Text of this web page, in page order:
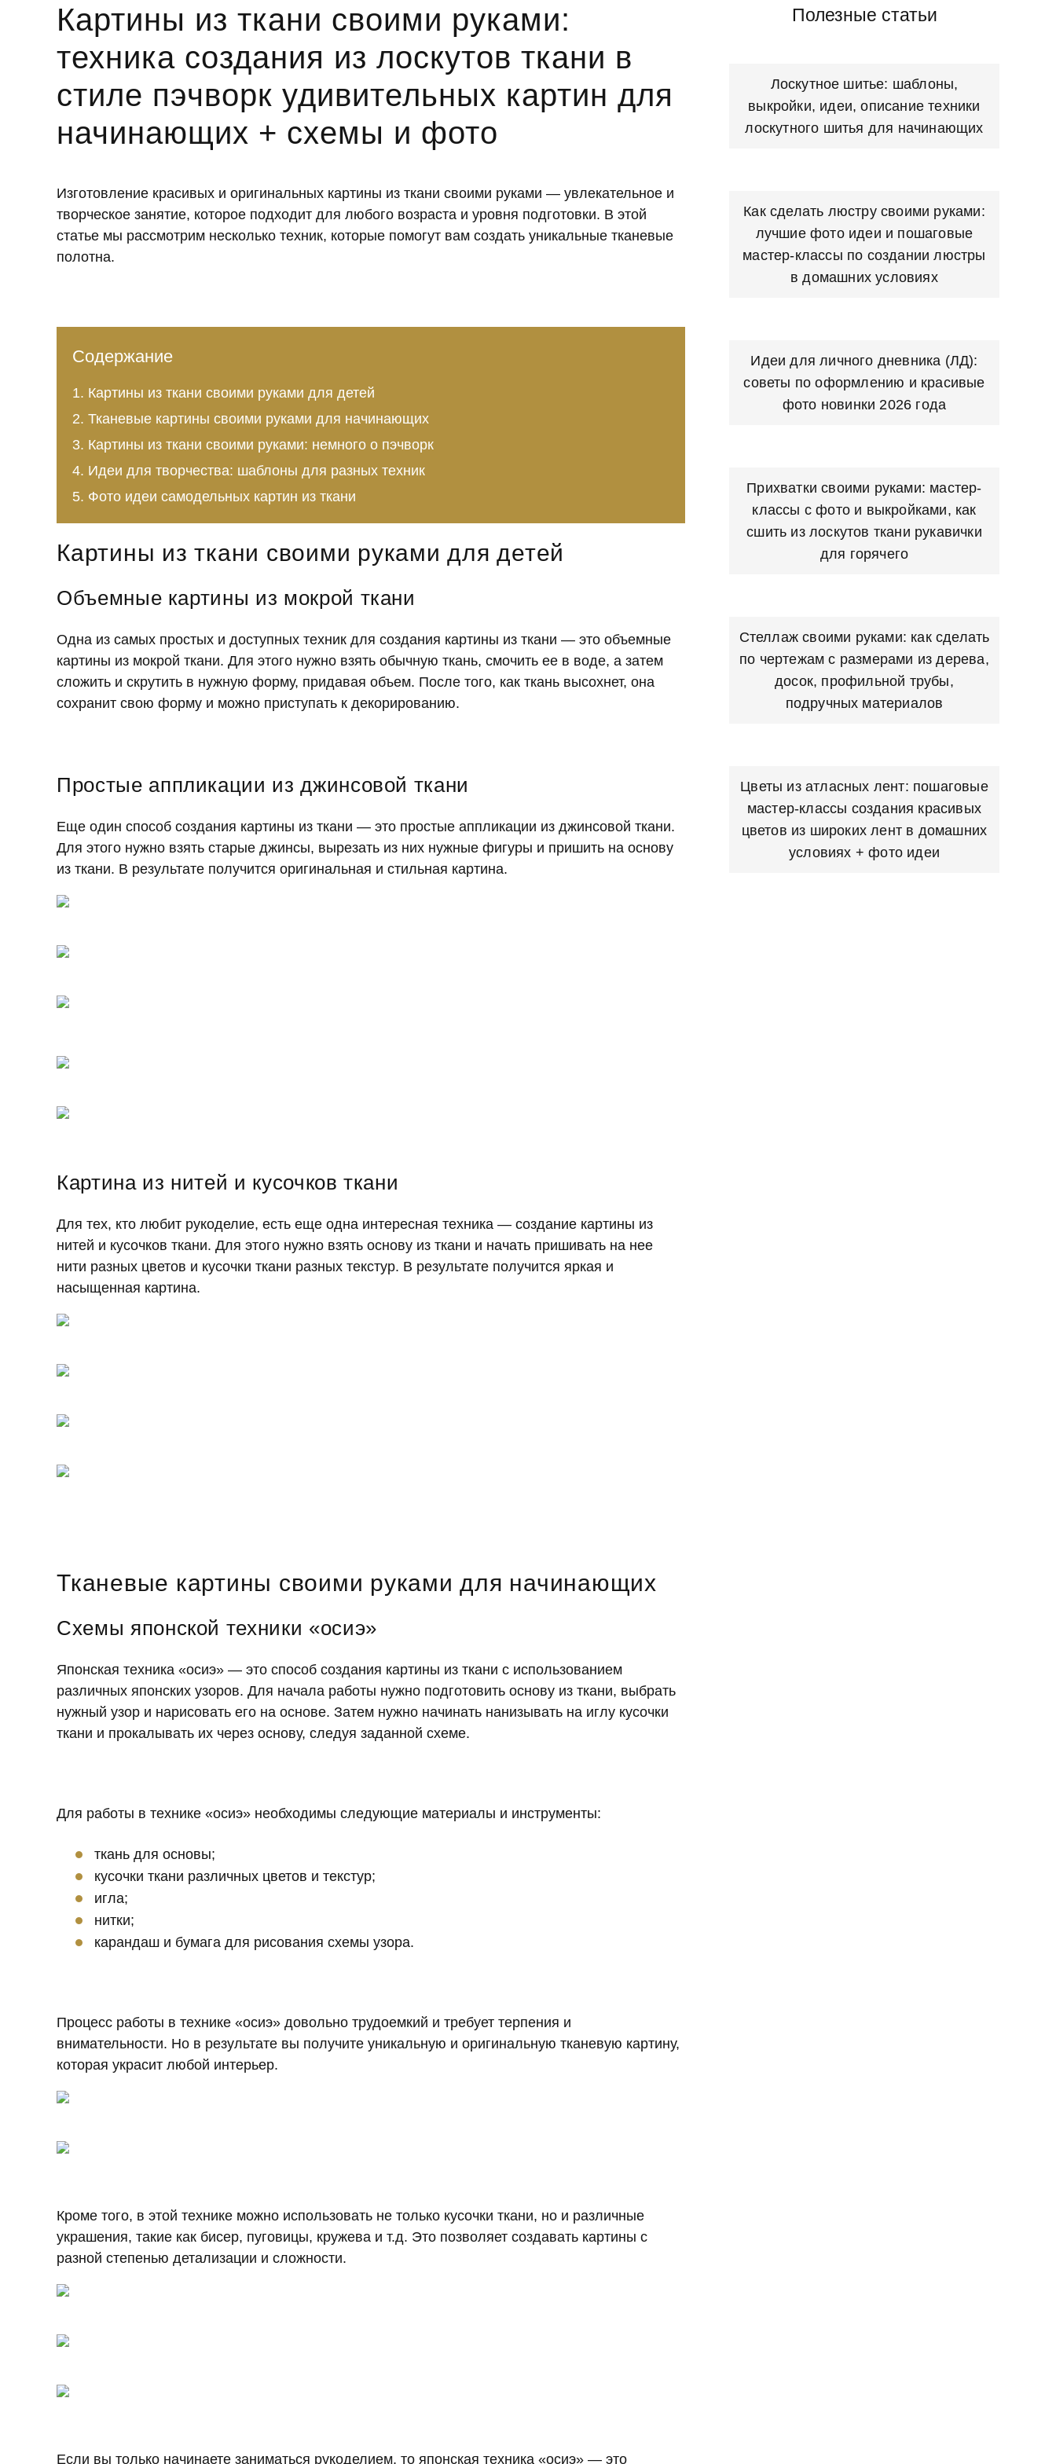
Картины из ткани своими руками:
техника создания из лоскутов ткани в
стиле пэчворк удивительных картин для
начинающих + схемы и фото
Изготовление красивых и оригинальных картины из ткани своими руками — увлекательное и
творческое занятие, которое подходит для любого возраста и уровня подготовки. В этой
статье мы рассмотрим несколько техник, которые помогут вам создать уникальные тканевые
полотна.
Содержание
Картины из ткани своими руками для детей
Тканевые картины своими руками для начинающих
Картины из ткани своими руками: немного о пэчворк
Идеи для творчества: шаблоны для разных техник
Фото идеи самодельных картин из ткани
Картины из ткани своими руками для детей
Объемные картины из мокрой ткани
Одна из самых простых и доступных техник для создания картины из ткани — это объемные
картины из мокрой ткани. Для этого нужно взять обычную ткань, смочить ее в воде, а затем
сложить и скрутить в нужную форму, придавая объем. После того, как ткань высохнет, она
сохранит свою форму и можно приступать к декорированию.
Простые аппликации из джинсовой ткани
Еще один способ создания картины из ткани — это простые аппликации из джинсовой ткани.
Для этого нужно взять старые джинсы, вырезать из них нужные фигуры и пришить на основу
из ткани. В результате получится оригинальная и стильная картина.
Картина из нитей и кусочков ткани
Для тех, кто любит рукоделие, есть еще одна интересная техника — создание картины из
нитей и кусочков ткани. Для этого нужно взять основу из ткани и начать пришивать на нее
нити разных цветов и кусочки ткани разных текстур. В результате получится яркая и
насыщенная картина.
Тканевые картины своими руками для начинающих
Схемы японской техники «осиэ»
Японская техника «осиэ» — это способ создания картины из ткани с использованием
различных японских узоров. Для начала работы нужно подготовить основу из ткани, выбрать
нужный узор и нарисовать его на основе. Затем нужно начинать нанизывать на иглу кусочки
ткани и прокалывать их через основу, следуя заданной схеме.
Для работы в технике «осиэ» необходимы следующие материалы и инструменты:
ткань для основы;
кусочки ткани различных цветов и текстур;
игла;
нитки;
карандаш и бумага для рисования схемы узора.
Процесс работы в технике «осиэ» довольно трудоемкий и требует терпения и
внимательности. Но в результате вы получите уникальную и оригинальную тканевую картину,
которая украсит любой интерьер.
Кроме того, в этой технике можно использовать не только кусочки ткани, но и различные
украшения, такие как бисер, пуговицы, кружева и т.д. Это позволяет создавать картины с
разной степенью детализации и сложности.
Если вы только начинаете заниматься рукоделием, то японская техника «осиэ» — это
Полезные статьи
Лоскутное шитье: шаблоны,
выкройки, идеи, описание техники
лоскутного шитья для начинающих
Как сделать люстру своими руками:
лучшие фото идеи и пошаговые
мастер-классы по создании люстры
в домашних условиях
Идеи для личного дневника (ЛД):
советы по оформлению и красивые
фото новинки 2026 года
Прихватки своими руками: мастер-
классы с фото и выкройками, как
сшить из лоскутов ткани рукавички
для горячего
Стеллаж своими руками: как сделать
по чертежам с размерами из дерева,
досок, профильной трубы,
подручных материалов
Цветы из атласных лент: пошаговые
мастер-классы создания красивых
цветов из широких лент в домашних
условиях + фото идеи